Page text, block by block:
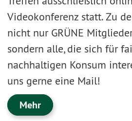
Videokonferenz statt. Zu
nicht nur GRÜNE
sondern alle, die sich für
nachhaltigen Konsum
uns gerne eine Mail!
Mehr